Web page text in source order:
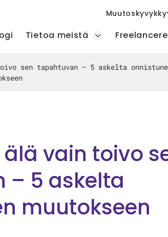
Tietoa meistä
sen tapahtuvan – 5 askelta
vain toivo
– 5 askelta
muutokseen